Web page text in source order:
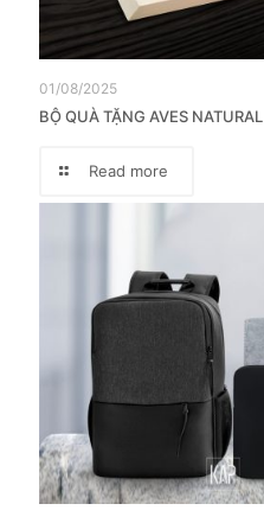
01/08/2025
BỘ QUÀ TẶNG AVES NATURAL
Read more